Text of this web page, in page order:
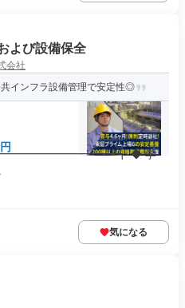
よび設備保全
会社
インフラ設備管理で安定性◎
◆ 学
気になる